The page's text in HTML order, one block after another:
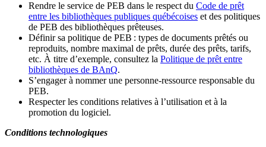
Rendre le service de PEB dans le respect du Code de prêt
entre les bibliothèques publiques québécoises et des politiques
de PEB des bibliothèques prêteuses.
Définir sa politique de PEB : types de documents prêtés ou
reproduits, nombre maximal de prêts, durée des prêts, tarifs,
etc. À titre d’exemple, consultez la Politique de prêt entre
bibliothèques de BAnQ.
S’engager à nommer une personne-ressource responsable du
PEB.
Respecter les conditions relatives à l’utilisation et à la
promotion du logiciel.
Conditions technologiques